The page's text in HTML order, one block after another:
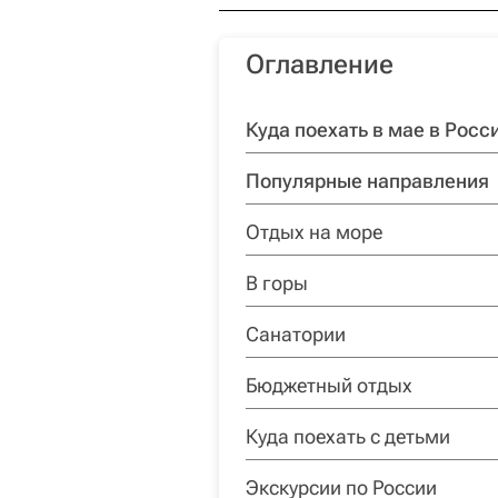
Оглавление
Куда поехать в мае в
Популярные направления
Отдых на море
В горы
Санатории
Бюджетный отдых
Куда поехать с детьми
Экскурсии по России